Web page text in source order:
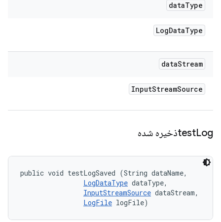
dataType
LogDataType
dataStream
InputStreamSource
testLogذخیره شده
public void testLogSaved (String dataName,
LogDataType dataType,
InputStreamSource dataStream,
LogFile logFile)